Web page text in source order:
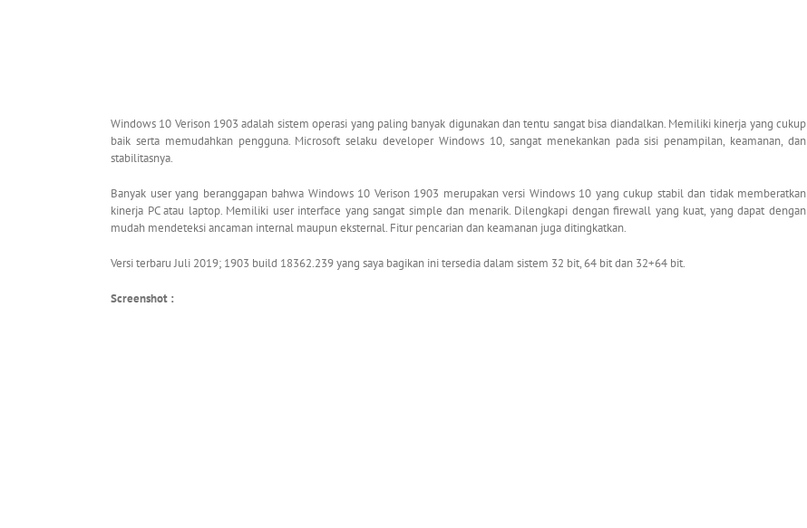
Windows 10 Verison 1903 adalah sistem operasi yang paling banyak digunakan dan tentu sangat bisa diandalkan. Memiliki kinerja yang cukup
baik serta memudahkan pengguna. Microsoft selaku developer Windows 10, sangat menekankan pada sisi penampilan, keamanan, dan
stabilitasnya.
Banyak user yang beranggapan bahwa Windows 10 Verison 1903 merupakan versi Windows 10 yang cukup stabil dan tidak memberatkan
kinerja PC atau laptop. Memiliki user interface yang sangat simple dan menarik. Dilengkapi dengan firewall yang kuat, yang dapat dengan
mudah mendeteksi ancaman internal maupun eksternal. Fitur pencarian dan keamanan juga ditingkatkan.
Versi terbaru Juli 2019; 1903 build 18362.239 yang saya bagikan ini tersedia dalam sistem 32 bit, 64 bit dan 32+64 bit.
Screenshot :